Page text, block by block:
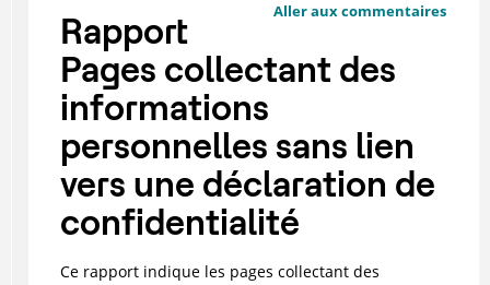
Aller aux commentaires
Rapport
Pages collectant des
informations
personnelles sans lien
vers une déclaration de
confidentialité
Ce rapport indique les pages collectant des